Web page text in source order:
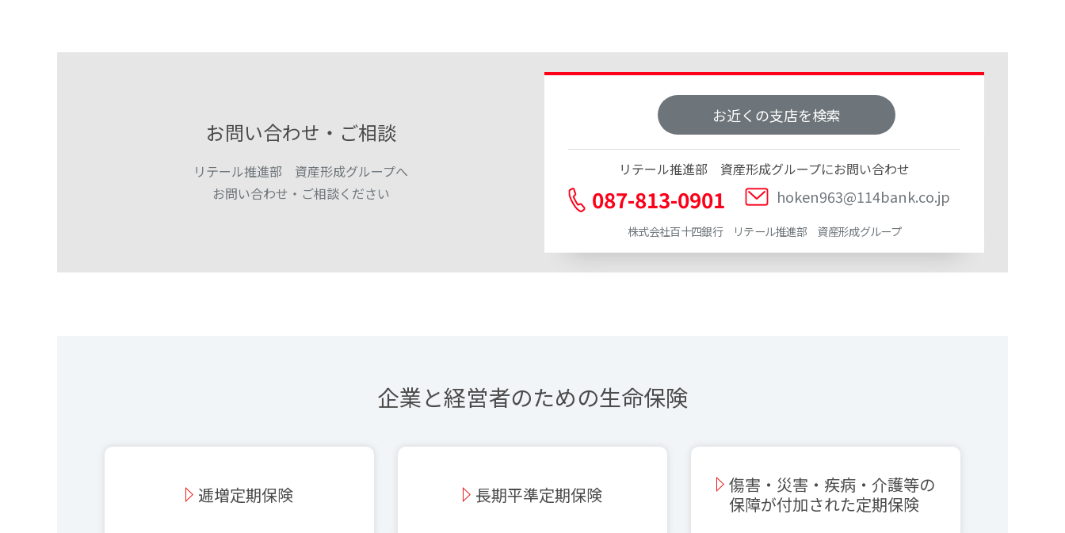
お問い合わせ・ご相談
リテール推進部 資産形成グループへ
お問い合わせ・ご相談ください
お近くの支店を検索
リテール推進部 資産形成グループにお問い合わせ
087-813-0901 hoken963@114bank.co.jp
株式会社百十四銀行 リテール推進部 資産形成グループ
企業と経営者のための生命保険
逓増定期保険 長期平準定期保険
傷害・災害・疾病・介護等の
保障が付加された定期保険